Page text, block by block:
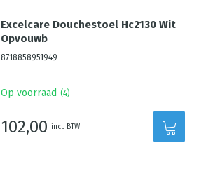
Excelcare Douchestoel Hc2130 Wit
Opvouwb
8718858951949
Op voorraad (4)
102,00 incl. BTW